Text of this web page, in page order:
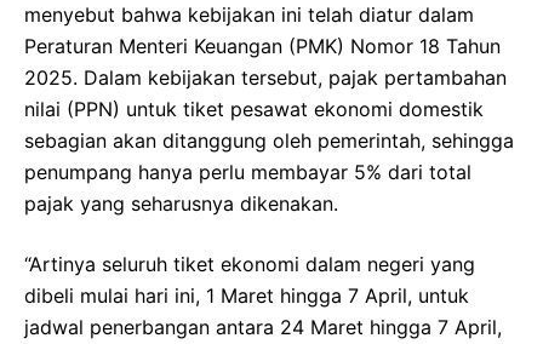
menyebut bahwa kebijakan ini telah diatur dalam
Peraturan Menteri Keuangan (PMK) Nomor 18 Tahun
2025. Dalam kebijakan tersebut, pajak pertambahan
nilai (PPN) untuk tiket pesawat ekonomi domestik
sebagian akan ditanggung oleh pemerintah, sehingga
penumpang hanya perlu membayar 5% dari total
pajak yang seharusnya dikenakan.
“Artinya seluruh tiket ekonomi dalam negeri yang
dibeli mulai hari ini, 1 Maret hingga 7 April, untuk
jadwal penerbangan antara 24 Maret hingga 7 April,